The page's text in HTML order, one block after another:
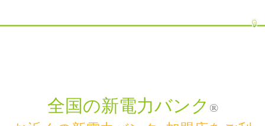
全国の新電力バンク ®